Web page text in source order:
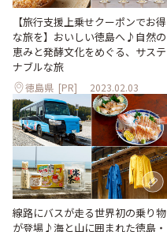
【旅行支援上乗せクーポンでお得
な旅を】おいしい徳島へ♪自然の
恵みと発酵文化をめぐる、サステ
ナブルな旅
徳島県 [PR] 2023.02.03
線路にバスが走る世界初の乗り物
が登場♪海と山に囲まれた徳島・